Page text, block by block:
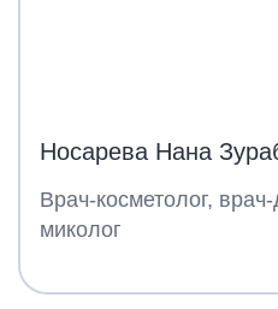
Носарева Нана
Врач-косметолог,
миколог